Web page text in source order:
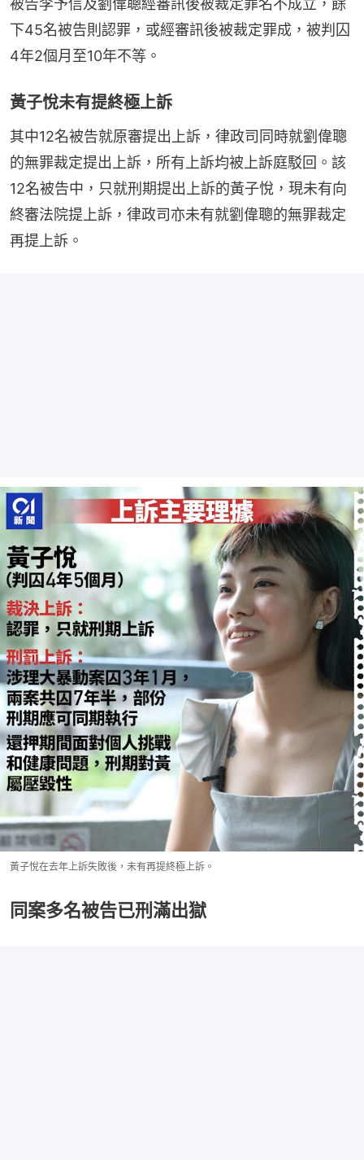
被告李予信及劉偉聰經審訊後被裁定罪名不成立，餘
下45名被告則認罪，或經審訊後被裁定罪成，被判囚
4年2個月至10年不等。
黃子悅未有提終極上訴
其中12名被告就原審提出上訴，律政司同時就劉偉聰
的無罪裁定提出上訴，所有上訴均被上訴庭駁回。該
12名被告中，只就刑期提出上訴的黃子悅，現未有向
終審法院提上訴，律政司亦未有就劉偉聰的無罪裁定
再提上訴。
黃子悅在去年上訴失敗後，未有再提終極上訴。
同案多名被告已刑滿出獄